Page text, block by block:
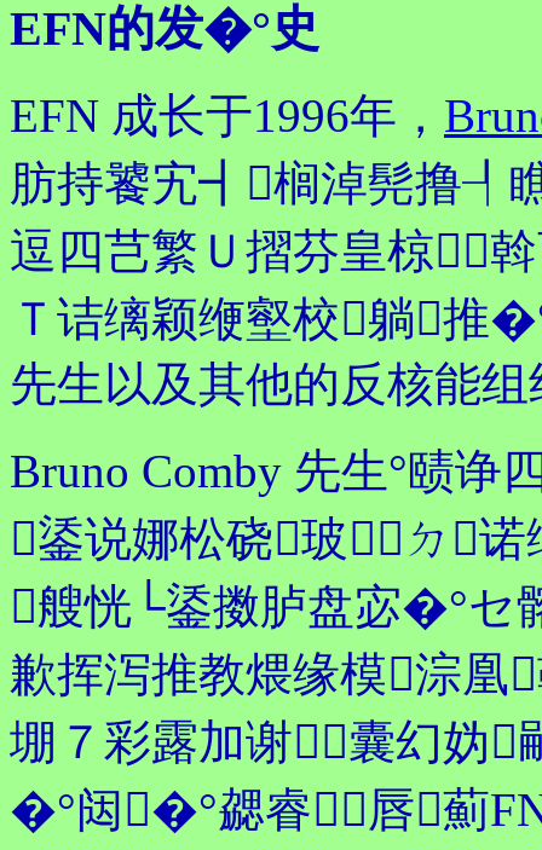
EFN的发�°史
EFN 成长于1996年，
肪持饕宄┫榈淖髡撸┦
逗四芑繁Ｕ摺芬皇椋⒉
Ｔ诘缡颖缏壑校躺推
先生以及其他的反核能
Bruno Comby 先生°赜诤
鋈说娜松硗玻ㄉ
艘恍└鋈擞胪盘宓�°セ
歉挥泻推教煨缘模淙凰
堋７彩露加谢囊幻妫
�°闼�°勰睿⒋唇薊